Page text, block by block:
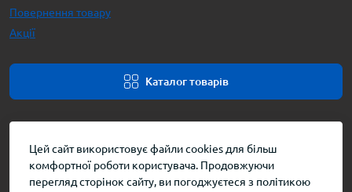
Повернення товару
Акції
Каталог товарів
Цей сайт використовує файли cookies для більш
комфортної роботи користувача. Продовжуючи
перегляд сторінок сайту, ви погоджуєтеся з політикою